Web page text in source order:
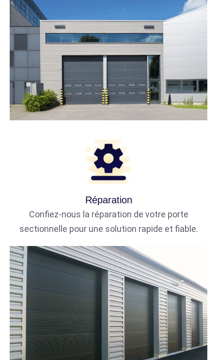
Réparation
Confiez-nous la réparation de votre porte
sectionnelle pour une solution rapide et fiable.